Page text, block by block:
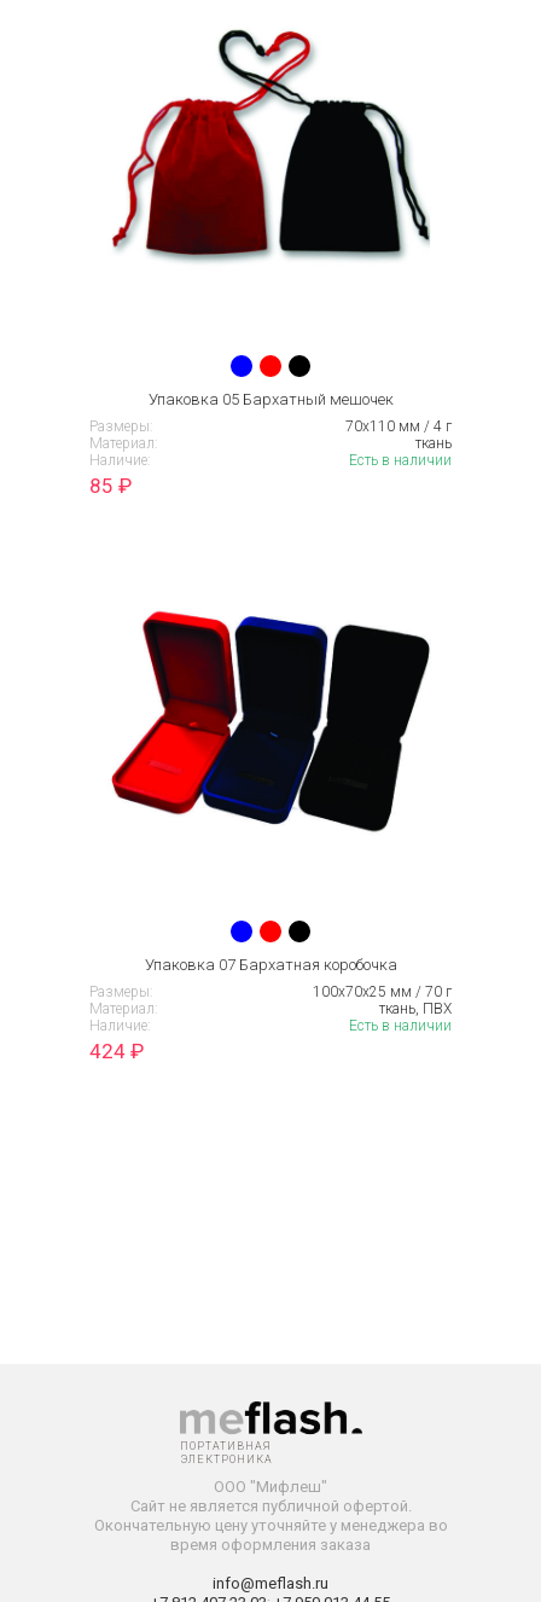
Упаковка 05 Бархатный мешочек
Размеры:
70х110 мм / 4 г
Материал:
ткань
Наличие:
Есть в наличии
85 ₽
Упаковка 07 Бархатная коробочка
Размеры:
100х70х25 мм / 70 г
Материал:
ткань, ПВХ
Наличие:
Есть в наличии
424 ₽
ООО "Мифлеш"
Сайт не является публичной офертой.
Окончательную цену уточняйте у менеджера во
время оформления заказа
info@meflash.ru
ПОРТАТИВНАЯ
ЭЛЕКТРОНИКА